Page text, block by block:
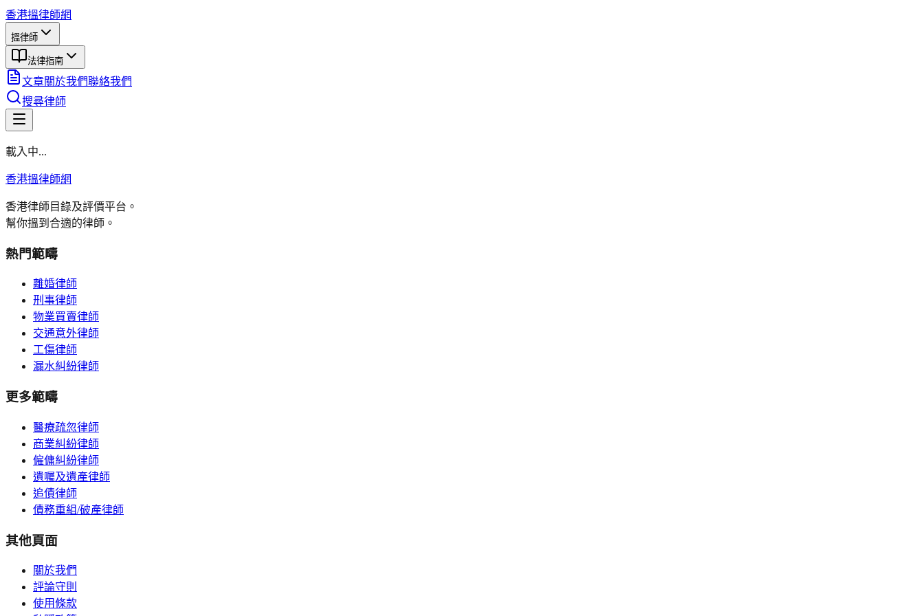
香港搵律師網
搵律師
法律指南
文章關於我們聯絡我們
搜尋律師
載入中...
香港搵律師網
香港律師目錄及評價平台。
幫你搵到合適的律師。
熱門範疇
離婚律師
刑事律師
物業買賣律師
交通意外律師
工傷律師
漏水糾紛律師
更多範疇
醫療疏忽律師
商業糾紛律師
僱傭糾紛律師
遺囑及遺產律師
追債律師
債務重組/破產律師
其他頁面
關於我們
評論守則
使用條款